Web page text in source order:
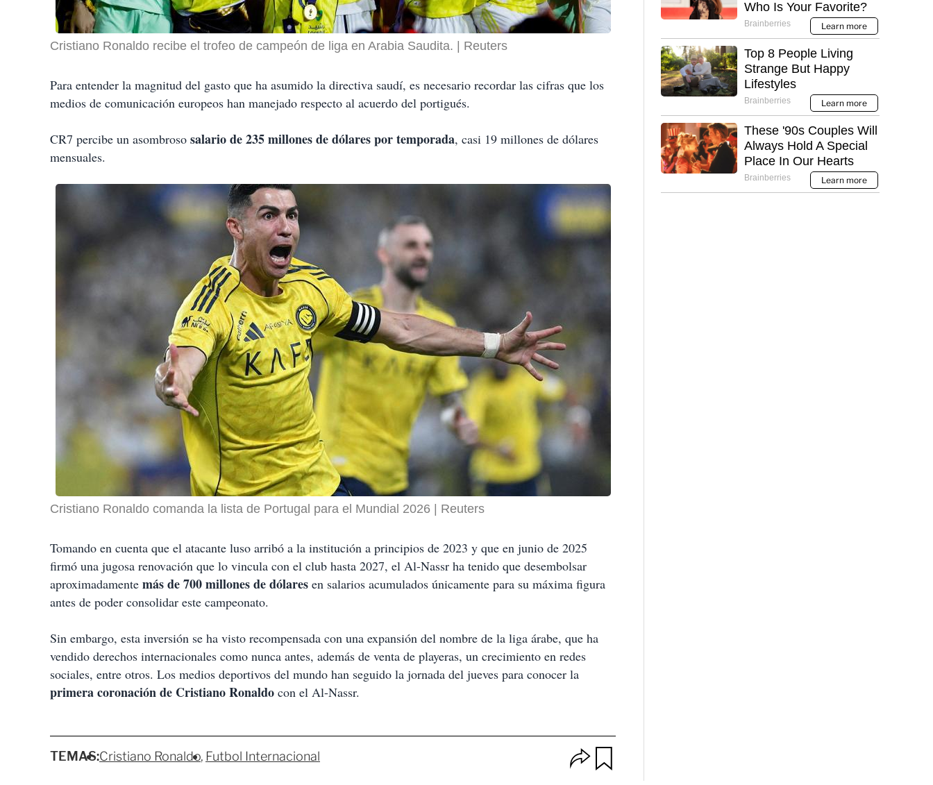
Cristiano Ronaldo recibe el trofeo de campeón de liga en Arabia Saudita. Reuters
Para entender la magnitud del gasto que ha asumido la directiva saudí, es necesario recordar las cifras que los
medios de comunicación europeos han manejado respecto al acuerdo del portigués.
CR7 percibe un asombroso salario de 235 millones de dólares por temporada, casi 19 millones de dólares
mensuales.
Cristiano Ronaldo comanda la lista de Portugal para el Mundial 2026 Reuters
Tomando en cuenta que el atacante luso arribó a la institución a principios de 2023 y que en junio de 2025
firmó una jugosa renovación que lo vincula con el club hasta 2027, el Al-Nassr ha tenido que desembolsar
aproximadamente más de 700 millones de dólares en salarios acumulados únicamente para su máxima figura
antes de poder consolidar este campeonato.
Sin embargo, esta inversión se ha visto recompensada con una expansión del nombre de la liga árabe, que ha
vendido derechos internacionales como nunca antes, además de venta de playeras, un crecimiento en redes
sociales, entre otros. Los medios deportivos del mundo han seguido la jornada del jueves para conocer la
primera coronación de Cristiano Ronaldo con el Al-Nassr.
TEMAS:Cristiano Ronaldo Futbol Internacional
p